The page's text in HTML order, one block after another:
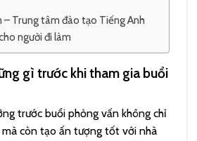
– Trung tâm đào tạo Tiếng Anh
người đi làm
gì trước khi tham gia buổi
trước buổi phỏng vấn không chỉ
còn tạo ấn tượng tốt với nhà